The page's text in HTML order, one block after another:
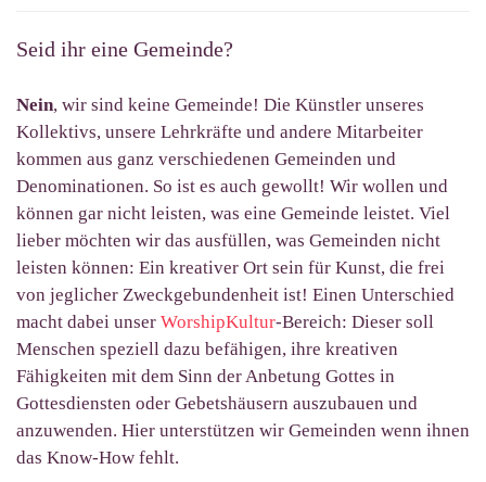
Seid ihr eine Gemeinde?
Nein, wir sind keine Gemeinde! Die Künstler unseres
Kollektivs, unsere Lehrkräfte und andere Mitarbeiter
kommen aus ganz verschiedenen Gemeinden und
Denominationen. So ist es auch gewollt! Wir wollen und
können gar nicht leisten, was eine Gemeinde leistet. Viel
lieber möchten wir das ausfüllen, was Gemeinden nicht
leisten können: Ein kreativer Ort sein für Kunst, die frei
von jeglicher Zweckgebundenheit ist! Einen Unterschied
macht dabei unser WorshipKultur-Bereich: Dieser soll
Menschen speziell dazu befähigen, ihre kreativen
Fähigkeiten mit dem Sinn der Anbetung Gottes in
Gottesdiensten oder Gebetshäusern auszubauen und
anzuwenden. Hier unterstützen wir Gemeinden wenn ihnen
das Know-How fehlt.